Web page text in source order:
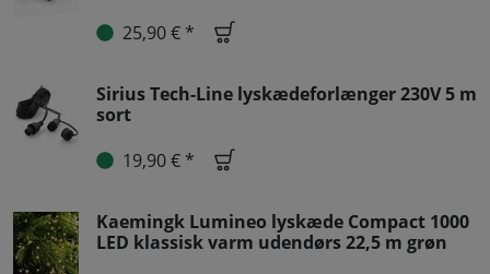
25,90 € *
Sirius Tech-Line lyskædeforlænger 230V 5 m
sort
19,90 € *
Kaemingk Lumineo lyskæde Compact 1000
LED klassisk varm udendørs 22,5 m grøn